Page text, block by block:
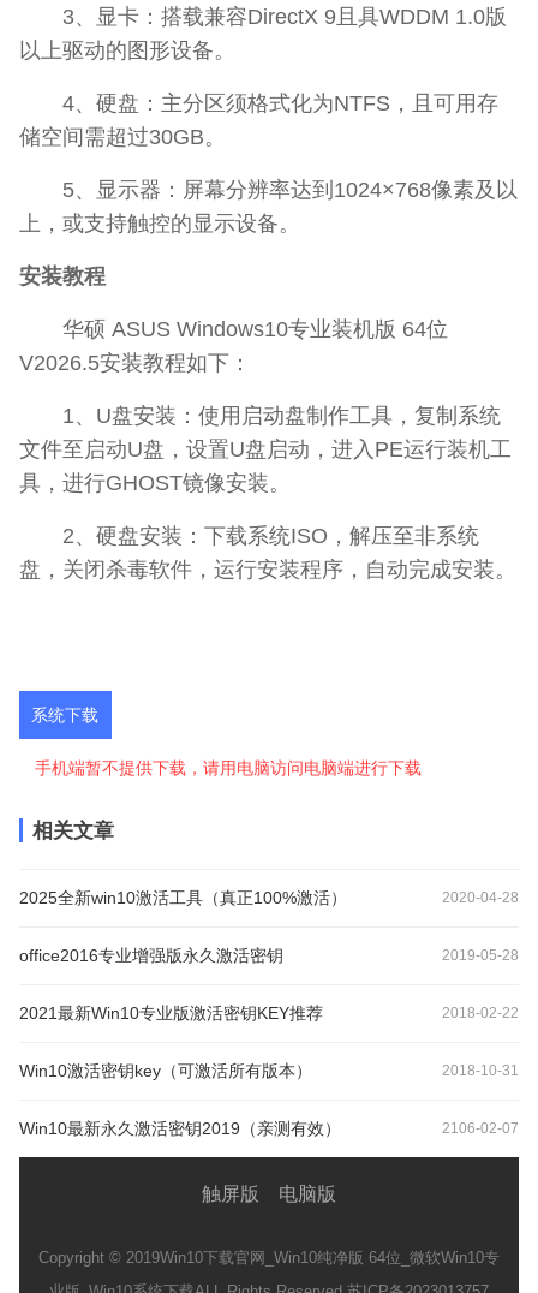
3、显卡：搭载兼容DirectX 9且具WDDM 1.0版
以上驱动的图形设备。
4、硬盘：主分区须格式化为NTFS，且可用存
储空间需超过30GB。
5、显示器：屏幕分辨率达到1024×768像素及以
上，或支持触控的显示设备。
安装教程
华硕 ASUS Windows10专业装机版 64位
V2026.5安装教程如下：
1、U盘安装：使用启动盘制作工具，复制系统
文件至启动U盘，设置U盘启动，进入PE运行装机工
具，进行GHOST镜像安装。
2、硬盘安装：下载系统ISO，解压至非系统
盘，关闭杀毒软件，运行安装程序，自动完成安装。
系统下载
手机端暂不提供下载，请用电脑访问电脑端进行下载
相关文章
2025全新win10激活工具（真正100%激活） 2020-04-28
office2016专业增强版永久激活密钥 2019-05-28
2021最新Win10专业版激活密钥KEY推荐 2018-02-22
Win10激活密钥key（可激活所有版本） 2018-10-31
Win10最新永久激活密钥2019（亲测有效） 2106-02-07
触屏版 电脑版
Copyright © 2019Win10下载官网_Win10纯净版 64位_微软Win10专